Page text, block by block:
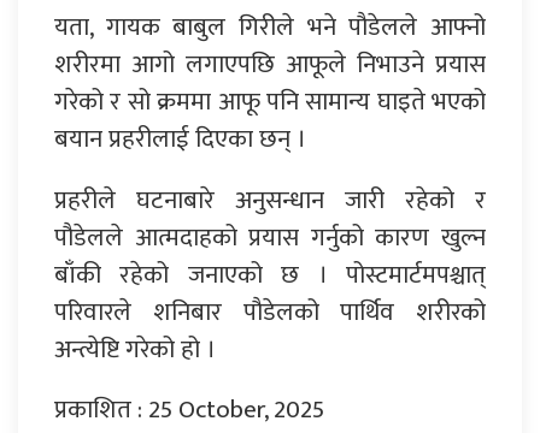
यता, गायक बाबुल गिरीले भने पौडेलले आफ्नो
शरीरमा आगो लगाएपछि आफूले निभाउने प्रयास
गरेको र सो क्रममा आफू पनि सामान्य घाइते भएको
बयान प्रहरीलाई दिएका छन् ।
प्रहरीले घटनाबारे अनुसन्धान जारी रहेको र
पौडेलले आत्मदाहको प्रयास गर्नुको कारण खुल्न
बाँकी रहेको जनाएको छ । पोस्टमार्टमपश्चात्
परिवारले शनिबार पौडेलको पार्थिव शरीरको
अन्त्येष्टि गरेको हो ।
प्रकाशित : 25 October, 2025